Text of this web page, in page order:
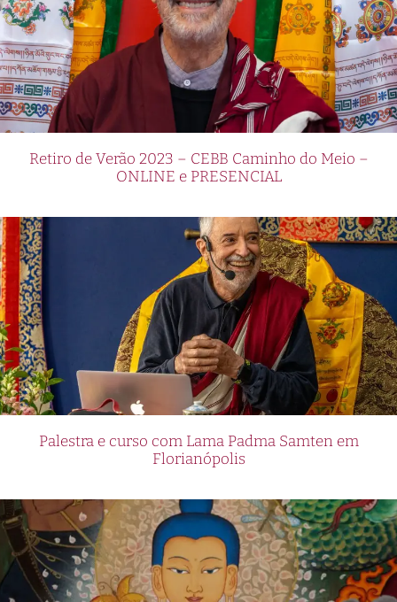
Retiro de Verão 2023 – CEBB Caminho do Meio –
ONLINE e PRESENCIAL
Palestra e curso com Lama Padma Samten em
Florianópolis